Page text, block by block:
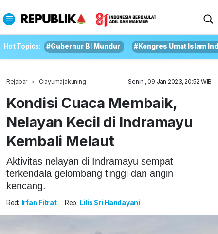
Hot Topics: #Gubernur BI Mundur #Kongres Umat Islam
Rejabar Ciayumajakuning Senin , 09 Jan 2023, 20:52 WIB
Kondisi Cuaca Membaik,
Nelayan Kecil di Indramayu
Kembali Melaut
Aktivitas nelayan di Indramayu sempat
terkendala gelombang tinggi dan angin
kencang.
Red: Irfan Fitrat Rep: Lilis Sri Handayani